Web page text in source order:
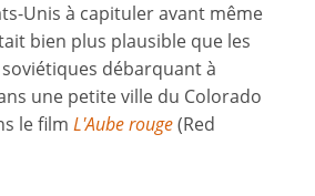
Unis à capituler avant même
bien plus plausible que les
débarquant à
une petite ville du Colorado
le film L'Aube rouge(Red